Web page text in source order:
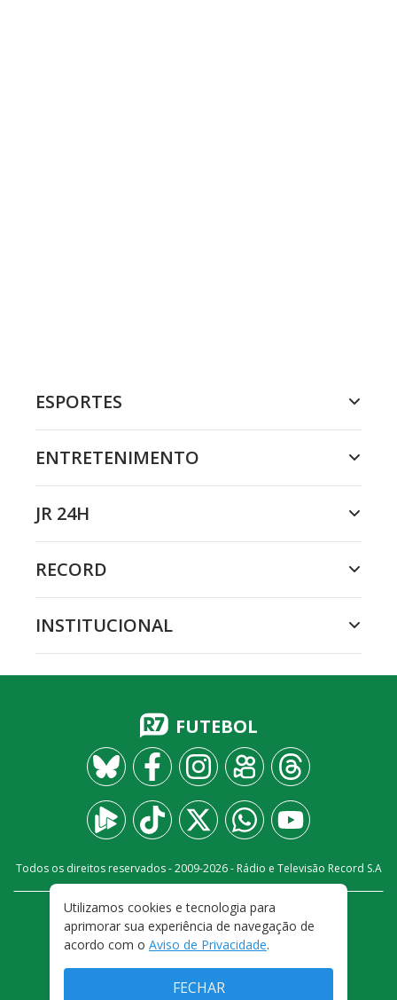
ESPORTES
ENTRETENIMENTO
JR 24H
RECORD
INSTITUCIONAL
FUTEBOL
Todos os direitos reservados - 2009-2026- Rádio e Televisão Record S.A
FALE CONOSCO
PRIVACIDADE
TERMOS E CONDIÇÕES DE USO
Utilizamos cookies e tecnologia para
aprimorar sua experiência de navegação de
acordo com o Aviso de Privacidade.
FECHAR